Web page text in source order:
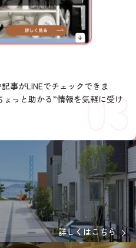
03
事がLINEでチェックできま
っと助かる”情報を気軽に受け
詳しくはこちら